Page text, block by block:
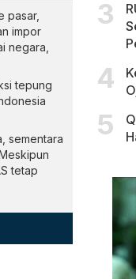
pasar,
impor
negara,
tepung
sementara
tetap